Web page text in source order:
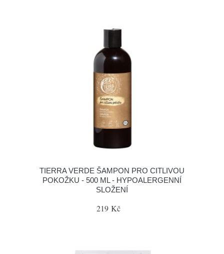
TIERRA VERDE ŠAMPON PRO CITLIVOU
POKOŽKU - 500 ML - HYPOALERGENNÍ
SLOŽENÍ
219 Kč